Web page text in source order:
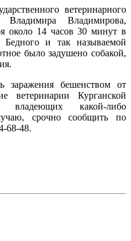
ветеринарного
Владимира Владимирова,
около 14 часов 30 минут в
и так называемой
было задушено собакой,
заражения бешенством от
ветеринарии Курганской
владеющих какой-либо
срочно сообщить по
68-48.